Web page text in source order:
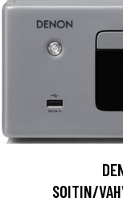
SOITIN/